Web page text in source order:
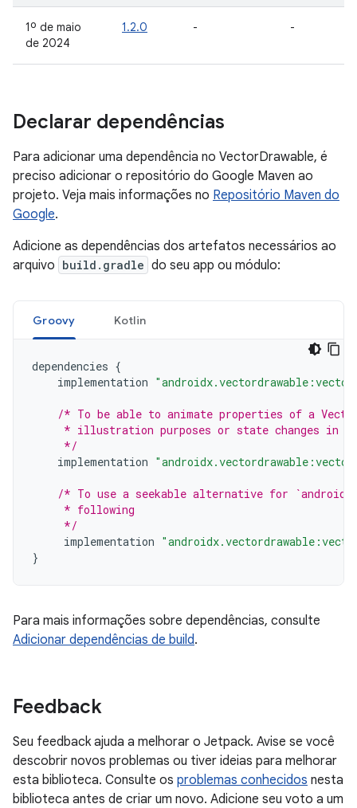
1º de maio
de 2024
1.2.0 - -
Declarar dependências
Para adicionar uma dependência no VectorDrawable, é
preciso adicionar o repositório do Google Maven ao
projeto. Veja mais informações no Repositório Maven do
Google.
Adicione as dependências dos artefatos necessários ao
arquivo build.gradle do seu app ou módulo:
Groovy Kotlin
dependencies {
implementation
/* To be able to animate properties of a
* illustration purposes or state changes in
     */
implementation
/* To use a seekable alternative for
     * following
     */
implementation
}
Para mais informações sobre dependências, consulte
Adicionar dependências de build.
Feedback
Seu feedback ajuda a melhorar o Jetpack. Avise se você
descobrir novos problemas ou tiver ideias para melhorar
esta biblioteca. Consulte os problemas conhecidos nesta
biblioteca antes de criar um novo. Adicione seu voto a um